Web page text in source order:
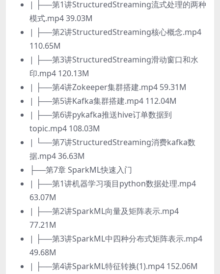
| ├──第1讲StructuredStreaming流式处理的两种
模式.mp4 39.03M
| ├──第2讲StructuredStreaming核心概念.mp4
110.65M
| ├──第3讲StructuredStreaming滑动窗口和水
印.mp4 120.13M
| ├──第4讲Zokeeper集群搭建.mp4 59.31M
| ├──第5讲Kafka集群搭建.mp4 112.04M
| ├──第6讲pykafka推送hive订单数据到
topic.mp4 108.03M
| └──第7讲StructuredStreaming消费kafka数
据.mp4 36.63M
├──第7章 SparkML快速入门
| ├──第1讲机器学习项目python数据处理.mp4
63.07M
| ├──第2讲SparkML向量及矩阵表示.mp4
77.21M
| ├──第3讲SparkML中四种分布式矩阵表示.mp4
49.68M
| ├──第4讲SparkML特征转换(1).mp4 152.06M